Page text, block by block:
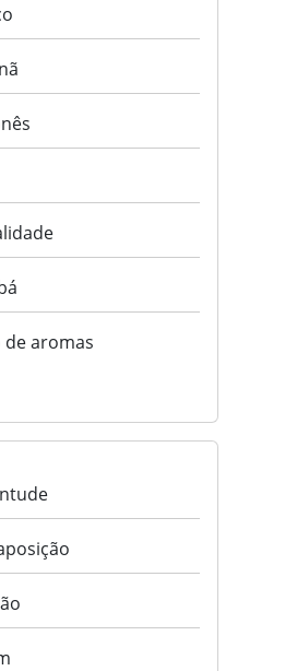
de aromas